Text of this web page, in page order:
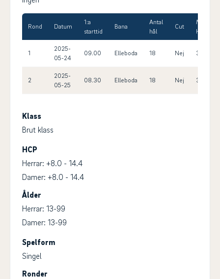
Rond Datum
1:a
starttid
Bana
Antal
hål
Cut
Max
HCP
1
2025-
05-24
09.00 Elleboda 18 Nej 36.0
2
2025-
05-25
08.30 Elleboda 18 Nej 36.0
Klass
Brut klass
HCP
Herrar: +8.0 - 14.4
Damer: +8.0 - 14.4
Ålder
Herrar: 13-99
Damer: 13-99
Spelform
Singel
Ronder